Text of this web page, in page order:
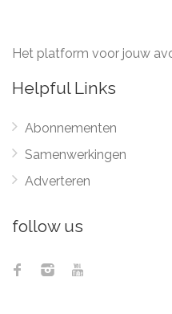
Het platform voor jouw
Helpful Links
Abonnementen
Samenwerkingen
Adverteren
follow us